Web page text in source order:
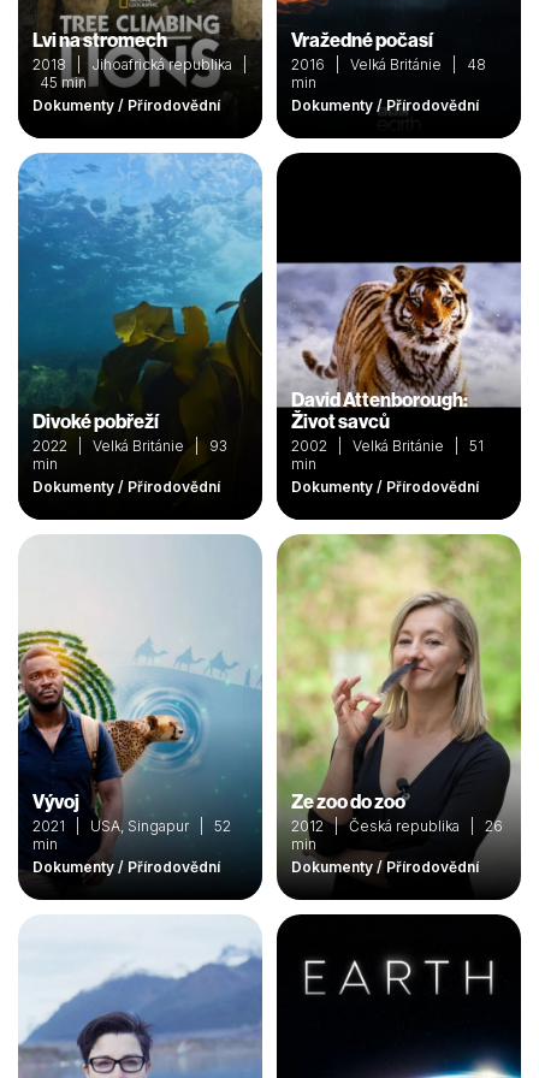
Lvi na stromech
2018 | Jihoafrická republika |
45 min
Dokumenty / Přírodovědní
Vražedné počasí
2016 | Velká Británie | 48
min
Dokumenty / Přírodovědní
Divoké pobřeží
2022 | Velká Británie | 93
min
Dokumenty / Přírodovědní
David Attenborough:
Život savců
2002 | Velká Británie | 51
min
Dokumenty / Přírodovědní
Vývoj
2021 | USA, Singapur | 52
min
Dokumenty / Přírodovědní
Ze zoo do zoo
2012 | Česká republika | 26
min
Dokumenty / Přírodovědní